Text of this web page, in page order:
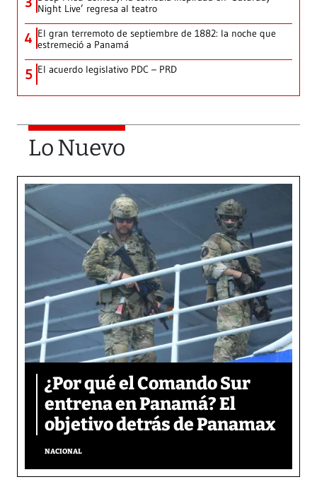
Night Live’ regresa al teatro
4 El gran terremoto de septiembre de 1882: la noche que
estremeció a Panamá
5 El acuerdo legislativo PDC – PRD
Lo Nuevo
¿Por qué el Comando Sur
entrena en Panamá? El
objetivo detrás de Panamax
NACIONAL